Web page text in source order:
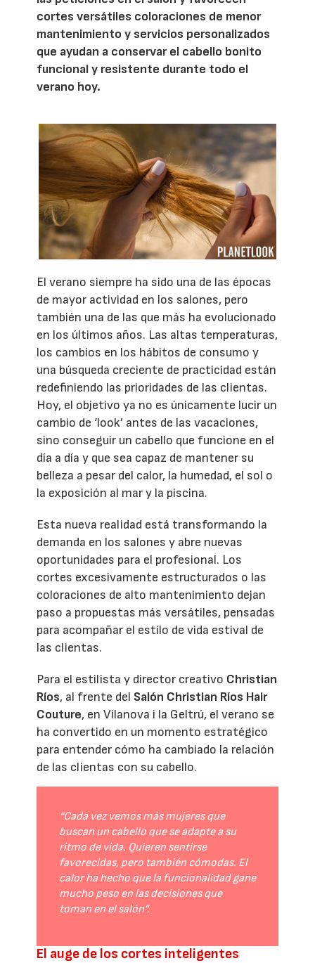
cortes versátiles coloraciones de menor
mantenimiento y servicios personalizados
que ayudan a conservar el cabello bonito
funcional y resistente durante todo el
verano hoy.
El verano siempre ha sido una de las épocas
de mayor actividad en los salones, pero
también una de las que más ha evolucionado
en los últimos años. Las altas temperaturas,
los cambios en los hábitos de consumo y
una búsqueda creciente de practicidad están
redefiniendo las prioridades de las clientas.
Hoy, el objetivo ya no es únicamente lucir un
cambio de ‘look’ antes de las vacaciones,
sino conseguir un cabello que funcione en el
día a día y que sea capaz de mantener su
belleza a pesar del calor, la humedad, el sol o
la exposición al mar y la piscina.
Esta nueva realidad está transformando la
demanda en los salones y abre nuevas
oportunidades para el profesional. Los
cortes excesivamente estructurados o las
coloraciones de alto mantenimiento dejan
paso a propuestas más versátiles, pensadas
para acompañar el estilo de vida estival de
las clientas.
Para el estilista y director creativo Christian
Ríos, al frente del Salón Christian Ríos Hair
Couture, en Vilanova i la Geltrú, el verano se
ha convertido en un momento estratégico
para entender cómo ha cambiado la relación
de las clientas con su cabello.
“Cada vez vemos más mujeres que
buscan un cabello que se adapte a su
ritmo de vida. Quieren sentirse
favorecidas, pero también cómodas. El
calor ha hecho que la funcionalidad gane
mucho peso en las decisiones que
toman en el salón”.
El auge de los cortes inteligentes